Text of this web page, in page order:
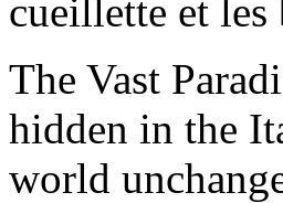
cueillette et les
The Vast
hidden in the
world